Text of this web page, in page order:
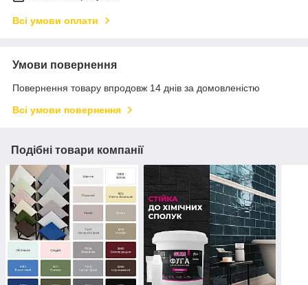
Всі умови оплати
Умови повернення
Повернення товару впродовж 14 днів за домовленістю
Всі умови повернення
Подібні товари компанії